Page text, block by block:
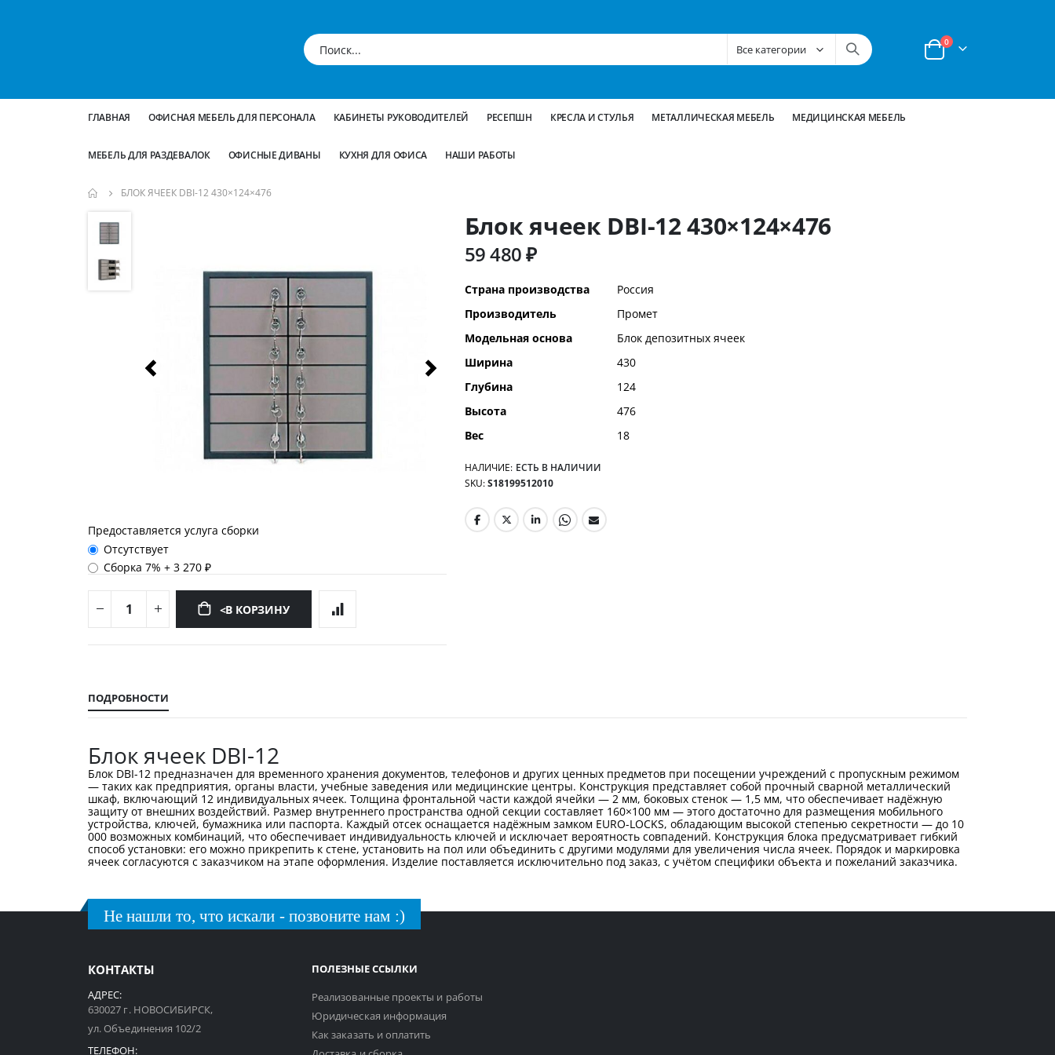
Корзина
0позиции
ГЛАВНАЯ ОФИСНАЯ МЕБЕЛЬ ДЛЯ ПЕРСОНАЛА КАБИНЕТЫ РУКОВОДИТЕЛЕЙ РЕСЕПШН КРЕСЛА И СТУЛЬЯ МЕТАЛЛИЧЕСКАЯ МЕБЕЛЬ МЕДИЦИНСКАЯ МЕБЕЛЬ
МЕБЕЛЬ ДЛЯ РАЗДЕВАЛОК ОФИСНЫЕ ДИВАНЫ КУХНЯ ДЛЯ ОФИСА НАШИ РАБОТЫ
БЛОК ЯЧЕЕК DBI-12 430×124×476
перейти
галереям
изображений
Предоставляется услуга сборки
Отсутствует
Сборка 7%+3 270 ₽
<В КОРЗИНУ
началу
галереи
изображений
Блок ячеек DBI-12 430×124×476
59 480 ₽
Дополнительная
информация
Страна производства
Россия
Производитель
Промет
Модельная основа
Блок депозитных ячеек
Ширина
430
Глубина
124
Высота
476
Вес
18
НАЛИЧИЕ: ЕСТЬ В НАЛИЧИИ
SKU S18199512010
ПОДРОБНОСТИ
Блок ячеек DBI-12
Блок DBI-12 предназначен для временного хранения документов, телефонов и других ценных предметов при посещении учреждений с пропускным режимом
— таких как предприятия, органы власти, учебные заведения или медицинские центры. Конструкция представляет собой прочный сварной металлический
шкаф, включающий 12 индивидуальных ячеек. Толщина фронтальной части каждой ячейки — 2 мм, боковых стенок — 1,5 мм, что обеспечивает надёжную
защиту от внешних воздействий. Размер внутреннего пространства одной секции составляет 160×100 мм — этого достаточно для размещения мобильного
устройства, ключей, бумажника или паспорта. Каждый отсек оснащается надёжным замком EURO-LOCKS, обладающим высокой степенью секретности — до 10
000 возможных комбинаций, что обеспечивает индивидуальность ключей и исключает вероятность совпадений. Конструкция блока предусматривает гибкий
способ установки: его можно прикрепить к стене, установить на пол или объединить с другими модулями для увеличения числа ячеек. Порядок и маркировка
ячеек согласуются с заказчиком на этапе оформления. Изделие поставляется исключительно под заказ, с учётом специфики объекта и пожеланий заказчика.
Не нашли то, что искали - позвоните нам :)
КОНТАКТЫ
АДРЕС:
630027 г. НОВОСИБИРСК,
ул. Объединения 102/2
ТЕЛЕФОН:
ПОЛЕЗНЫЕ ССЫЛКИ
Реализованные проекты и работы
Юридическая информация
Как заказать и оплатить